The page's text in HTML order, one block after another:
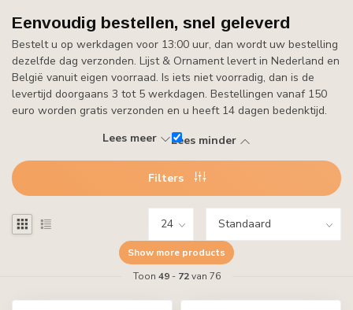
Eenvoudig bestellen, snel geleverd
Bestelt u op werkdagen voor 13:00 uur, dan wordt uw bestelling
dezelfde dag verzonden. Lijst & Ornament levert in Nederland en
België vanuit eigen voorraad. Is iets niet voorradig, dan is de
levertijd doorgaans 3 tot 5 werkdagen. Bestellingen vanaf 150
euro worden gratis verzonden en u heeft 14 dagen bedenktijd.
Lees meer
Lees minder
Filters
Show more products
Toon 49- 72van 76